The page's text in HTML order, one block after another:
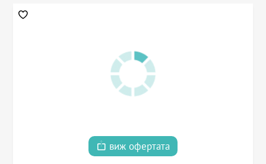
виж офертата